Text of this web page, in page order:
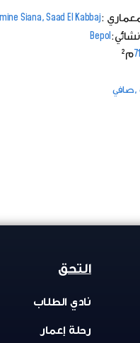
:
Siana, Saad El Kabbaj
Bepol
م²
,صافي
التحق
نادي الطلاب
رحلة إعمار